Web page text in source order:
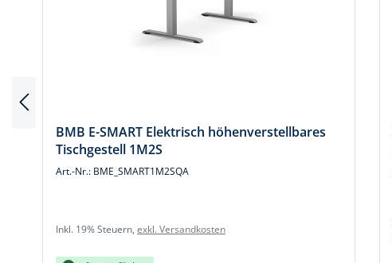
BMB E-SMART Elektrisch höhenverstellbares
Tischgestell 1M2S
Art.-Nr.: BME_SMART1M2SQA
Inkl. 19% Steuern, exkl. Versandkosten